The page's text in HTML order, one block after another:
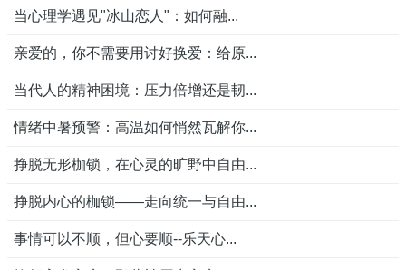
当心理学遇见"冰山恋人"：如何融...
亲爱的，你不需要用讨好换爱：给原...
当代人的精神困境：压力倍增还是韧...
情绪中暑预警：高温如何悄然瓦解你...
挣脱无形枷锁，在心灵的旷野中自由...
挣脱内心的枷锁——走向统一与自由...
事情可以不顺，但心要顺--乐天心...